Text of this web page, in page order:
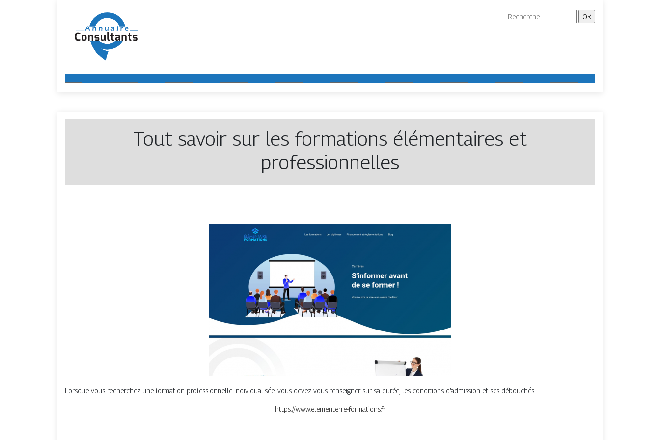
Tout savoir sur les formations élémentaires et
professionnelles
Lorsque vous recherchez une formation professionnelle individualisée, vous devez vous renseigner sur sa durée, les conditions d’admission et ses débouchés.
https://www.elementerre-formations.fr